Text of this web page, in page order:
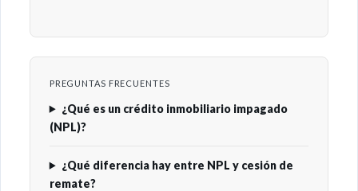
PREGUNTAS FRECUENTES
¿Qué es un crédito inmobiliario impagado
(NPL)?
¿Qué diferencia hay entre NPL y cesión de
remate?